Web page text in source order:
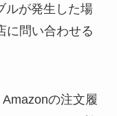
ルが発生した場
に問い合わせる
の注文履